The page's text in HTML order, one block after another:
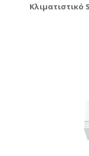
Κλιματιστικό